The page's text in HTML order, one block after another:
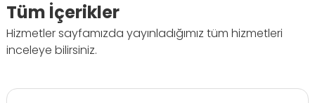
Tüm İçerikler
Hizmetler sayfamızda yayınladığımız tüm hizmetleri
inceleye bilirsiniz.